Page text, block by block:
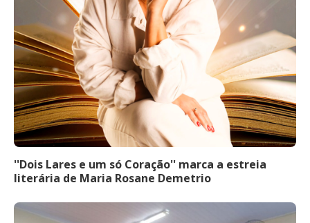
''Dois Lares e um só Coração'' marca a estreia
literária de Maria Rosane Demetrio